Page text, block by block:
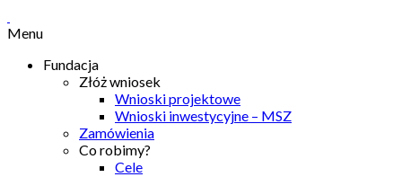
Menu
Fundacja
Złóż wniosek
Wnioski projektowe
Wnioski inwestycyjne – MSZ
Zamówienia
Co robimy?
Cele